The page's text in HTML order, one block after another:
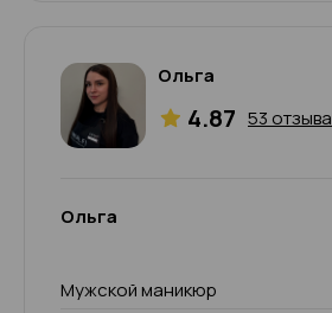
Ольга
4.87 53 отзыва
Ольга
Мужской маникюр